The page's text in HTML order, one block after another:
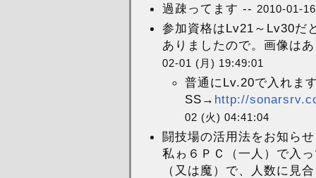
過疎ってます -- 2010-01-
参加資格はLv21～Lv30だ
ありましたので。画像は
02-01 (月) 19:49:01
普通にLv.20で入れま
SS→ http://
02 (火) 04:41:04
闘技場の活用法をお知ら
私ゎ６ＰＣ（一人）で入
（又は魔）で、人数に見